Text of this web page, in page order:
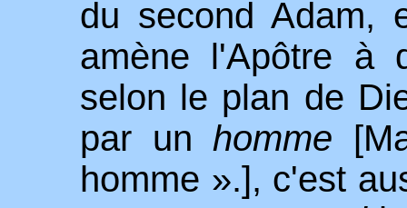
du second Adam,
amène l'Apôtre à
selon le plan de
par un homme [
homme ».], c'est